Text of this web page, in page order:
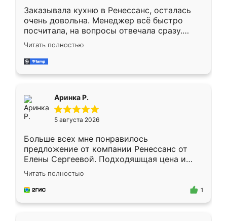
Заказывала кухню в Ренессанс, осталась
очень довольна. Менеджер всё быстро
посчитала, на вопросы отвечала сразу.
Замерщик приехал в субботу, подошёл к
делу со всей ответственностью. Собрали
за день, ребята работали аккуратно, даже
Читать полностью
Аринка Р.
5 августа 2026
Больше всех мне понравилось
предложение от компании Ренессанс от
Елены Сергеевой. Подходяшщая цена и
короткие сроки изготовления. Приехавший
для замера сотрудник Владислав
предложил по моему эскизу самый
Читать полностью
1